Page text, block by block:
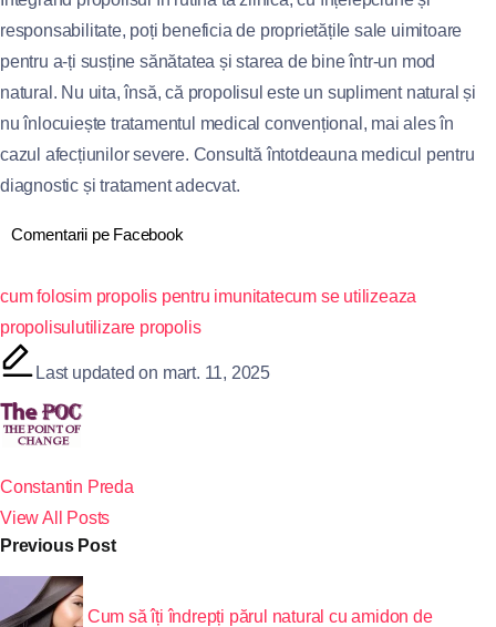
responsabilitate, poți beneficia de proprietățile sale uimitoare
pentru a-ți susține sănătatea și starea de bine într-un mod
natural. Nu uita, însă, că propolisul este un supliment natural și
nu înlocuiește tratamentul medical convențional, mai ales în
cazul afecțiunilor severe. Consultă întotdeauna medicul pentru
diagnostic și tratament adecvat.
Comentarii pe Facebook
cum folosim propolis pentru imunitatecum se utilizeaza
propolisul utilizare propolis
Last updated on mart. 11, 2025
Constantin Preda
View All Posts
Previous Post
Cum să îți îndrepți părul natural cu amidon de